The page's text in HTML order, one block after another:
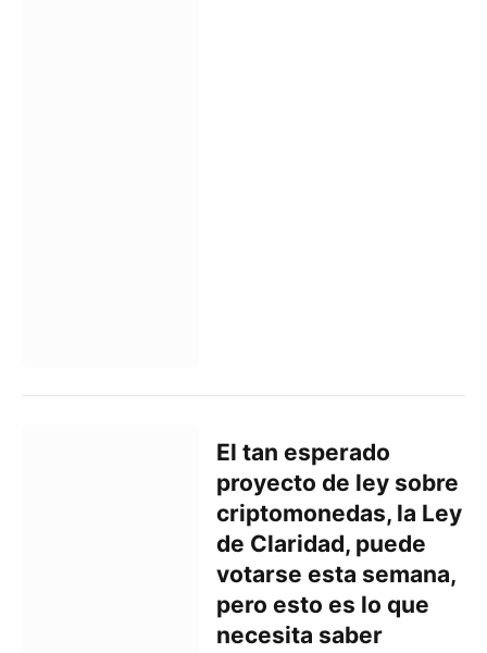
El tan esperado
proyecto de ley sobre
criptomonedas, la Ley
de Claridad, puede
votarse esta semana,
pero esto es lo que
necesita saber